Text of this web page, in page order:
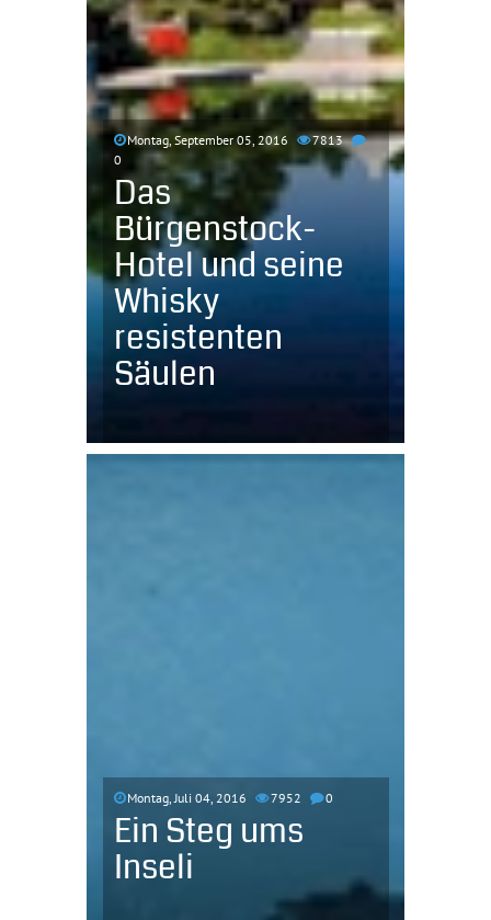
Montag, September 05, 2016
7813
0
Das
Bürgenstock-
Hotel und seine
Whisky
resistenten
Säulen
Montag, Juli 04, 2016 7952 0
Ein Steg ums
Inseli